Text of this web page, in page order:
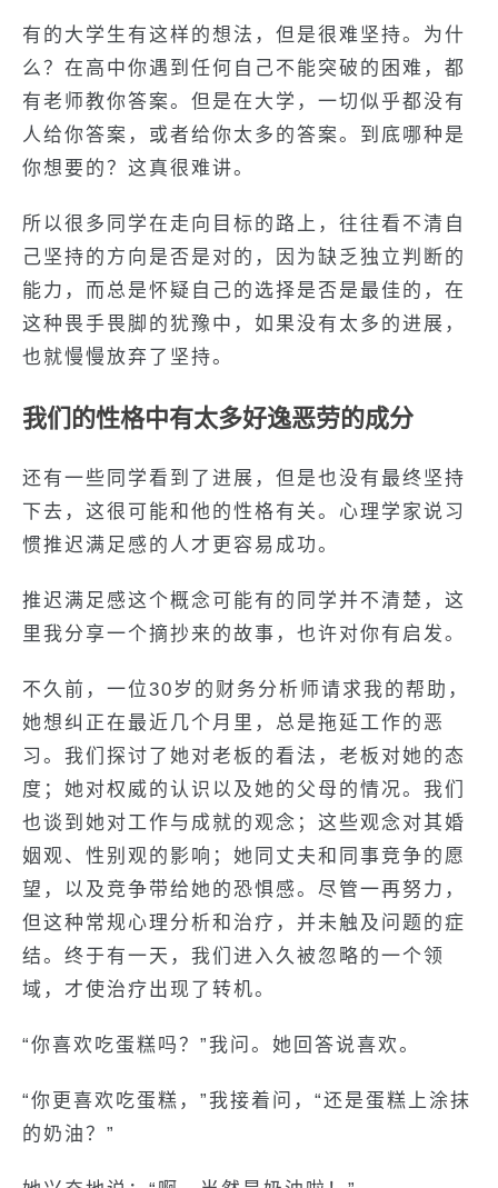
有的大学生有这样的想法，但是很难坚持。为什
么？在高中你遇到任何自己不能突破的困难，都
有老师教你答案。但是在大学，一切似乎都没有
人给你答案，或者给你太多的答案。到底哪种是
你想要的？这真很难讲。
所以很多同学在走向目标的路上，往往看不清自
己坚持的方向是否是对的，因为缺乏独立判断的
能力，而总是怀疑自己的选择是否是最佳的，在
这种畏手畏脚的犹豫中，如果没有太多的进展，
也就慢慢放弃了坚持。
我们的性格中有太多好逸恶劳的成分
还有一些同学看到了进展，但是也没有最终坚持
下去，这很可能和他的性格有关。心理学家说习
惯推迟满足感的人才更容易成功。
推迟满足感这个概念可能有的同学并不清楚，这
里我分享一个摘抄来的故事，也许对你有启发。
不久前，一位30岁的财务分析师请求我的帮助，
她想纠正在最近几个月里，总是拖延工作的恶
习。我们探讨了她对老板的看法，老板对她的态
度；她对权威的认识以及她的父母的情况。我们
也谈到她对工作与成就的观念；这些观念对其婚
姻观、性别观的影响；她同丈夫和同事竞争的愿
望，以及竞争带给她的恐惧感。尽管一再努力，
但这种常规心理分析和治疗，并未触及问题的症
结。终于有一天，我们进入久被忽略的一个领
域，才使治疗出现了转机。
“你喜欢吃蛋糕吗？”我问。她回答说喜欢。
“你更喜欢吃蛋糕，”我接着问，“还是蛋糕上涂抹
的奶油？”